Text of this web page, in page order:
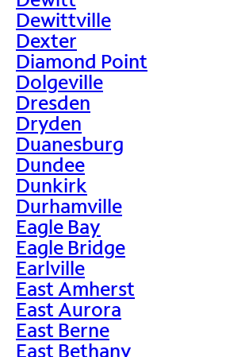
Dewittville
Dexter
Diamond Point
Dolgeville
Dresden
Dryden
Duanesburg
Dundee
Dunkirk
Durhamville
Eagle Bay
Eagle Bridge
Earlville
East Amherst
East Aurora
East Berne
East Bethany